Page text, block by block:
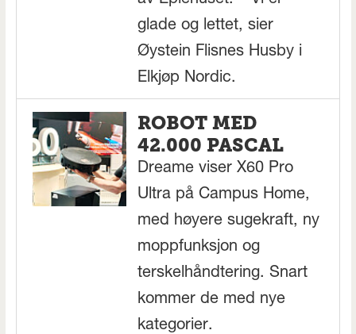
glade og lettet, sier
Øystein Flisnes Husby i
Elkjøp Nordic.
ROBOT MED
42.000 PASCAL
Dreame viser X60 Pro
Ultra på Campus Home,
med høyere sugekraft, ny
moppfunksjon og
terskelhåndtering. Snart
kommer de med nye
kategorier.